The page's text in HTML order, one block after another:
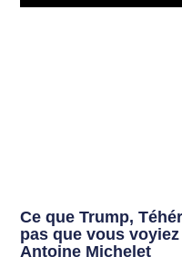
Ce que Trump,
pas que vous
Antoine Michelet